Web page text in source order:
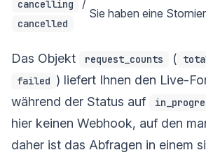
cancelling /
cancelled
Sie haben eine
Das Objekt request_counts (
failed ) liefert Ihnen den Live-
während der Status auf
hier keinen Webhook, auf den
daher ist das Abfragen in einem